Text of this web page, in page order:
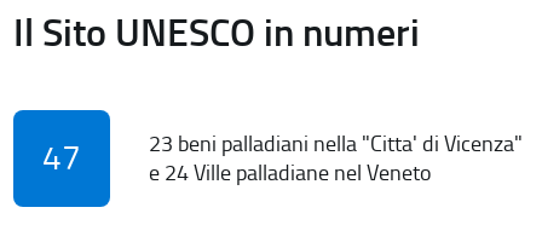
Il Sito UNESCO in numeri
47
23 beni palladiani nella "Citta' di Vicenza"
e 24 Ville palladiane nel Veneto